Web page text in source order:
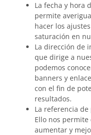
La fecha y hora
permite
hacer los
saturación en
La dirección de
que dirige a
podemos
banners y
con el fin de
resultados.
La referencia
Ello nos permite
aumentar y